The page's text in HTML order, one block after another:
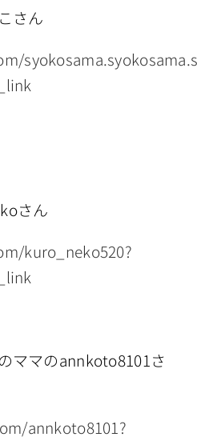
さん
さん
kuro_neko520?
ママのannkoto8101さ
annkoto8101?